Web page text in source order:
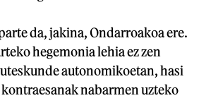
da, jakina, Ondarroakoa ere.
hegemonia lehia ez zen
autonomikoetan, hasi
nabarmen uzteko